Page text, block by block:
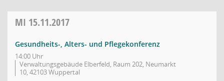
MI 15.11.2017
Gesundheits-, Alters- und Pflegekonferenz
14:00 Uhr
Verwaltungsgebäude Elberfeld, Raum 202, Neumarkt
10, 42103 Wuppertal